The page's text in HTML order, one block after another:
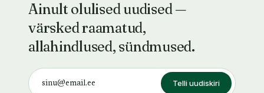
Ainult olulised uudised —
värsked raamatud,
allahindlused, sündmused.
Telli uudiskiri